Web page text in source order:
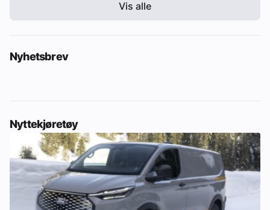
Vis alle
Nyhetsbrev
Nyttekjøretøy